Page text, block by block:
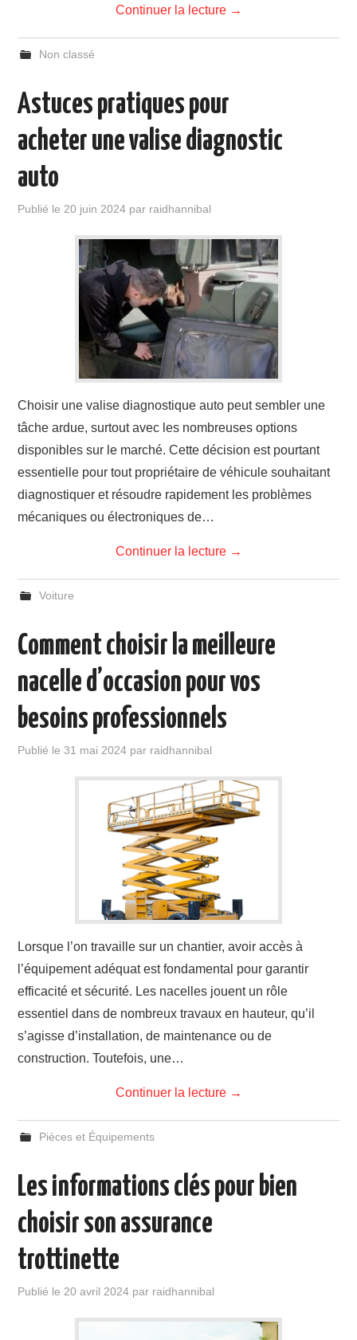
Continuer la lecture →
Non classé
Astuces pratiques pour
acheter une valise diagnostic
auto
Publié le 20 juin 2024 par raidhannibal
Choisir une valise diagnostique auto peut sembler une
tâche ardue, surtout avec les nombreuses options
disponibles sur le marché. Cette décision est pourtant
essentielle pour tout propriétaire de véhicule souhaitant
diagnostiquer et résoudre rapidement les problèmes
mécaniques ou électroniques de…
Continuer la lecture →
Voiture
Comment choisir la meilleure
nacelle d’occasion pour vos
besoins professionnels
Publié le31 mai 2024 par raidhannibal
Lorsque l’on travaille sur un chantier, avoir accès à
l’équipement adéquat est fondamental pour garantir
efficacité et sécurité. Les nacelles jouent un rôle
essentiel dans de nombreux travaux en hauteur, qu’il
s’agisse d’installation, de maintenance ou de
construction. Toutefois, une…
Continuer la lecture →
Pièces et Équipements
Les informations clés pour bien
choisir son assurance
trottinette
Publié le 20 avril 2024 par raidhannibal